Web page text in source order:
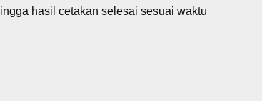
hasil cetakan selesai sesuai waktu